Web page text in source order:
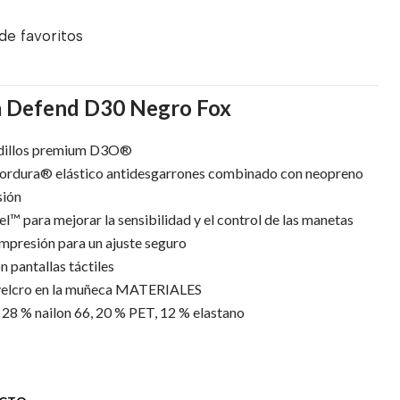
favoritos
D30 Negro Fox
premium D3O®
elástico antidesgarrones combinado con neopreno
para mejorar la sensibilidad y el control de las manetas
para un ajuste seguro
pantallas táctiles
en la muñeca MATERIALES
% nailon 66, 20 % PET, 12 % elastano